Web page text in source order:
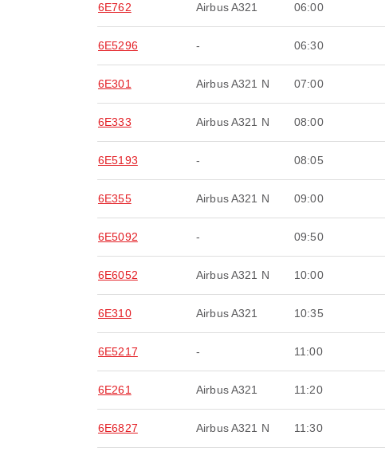
6E762 Airbus A321 06:00
6E5296 - 06:30
6E301 Airbus A321 N 07:00
6E333 Airbus A321 N 08:00
6E5193 - 08:05
6E355 Airbus A321 N 09:00
6E5092 - 09:50
6E6052 Airbus A321 N 10:00
6E310 Airbus A321 10:35
6E5217 - 11:00
6E261 Airbus A321 11:20
6E6827 Airbus A321 N 11:30